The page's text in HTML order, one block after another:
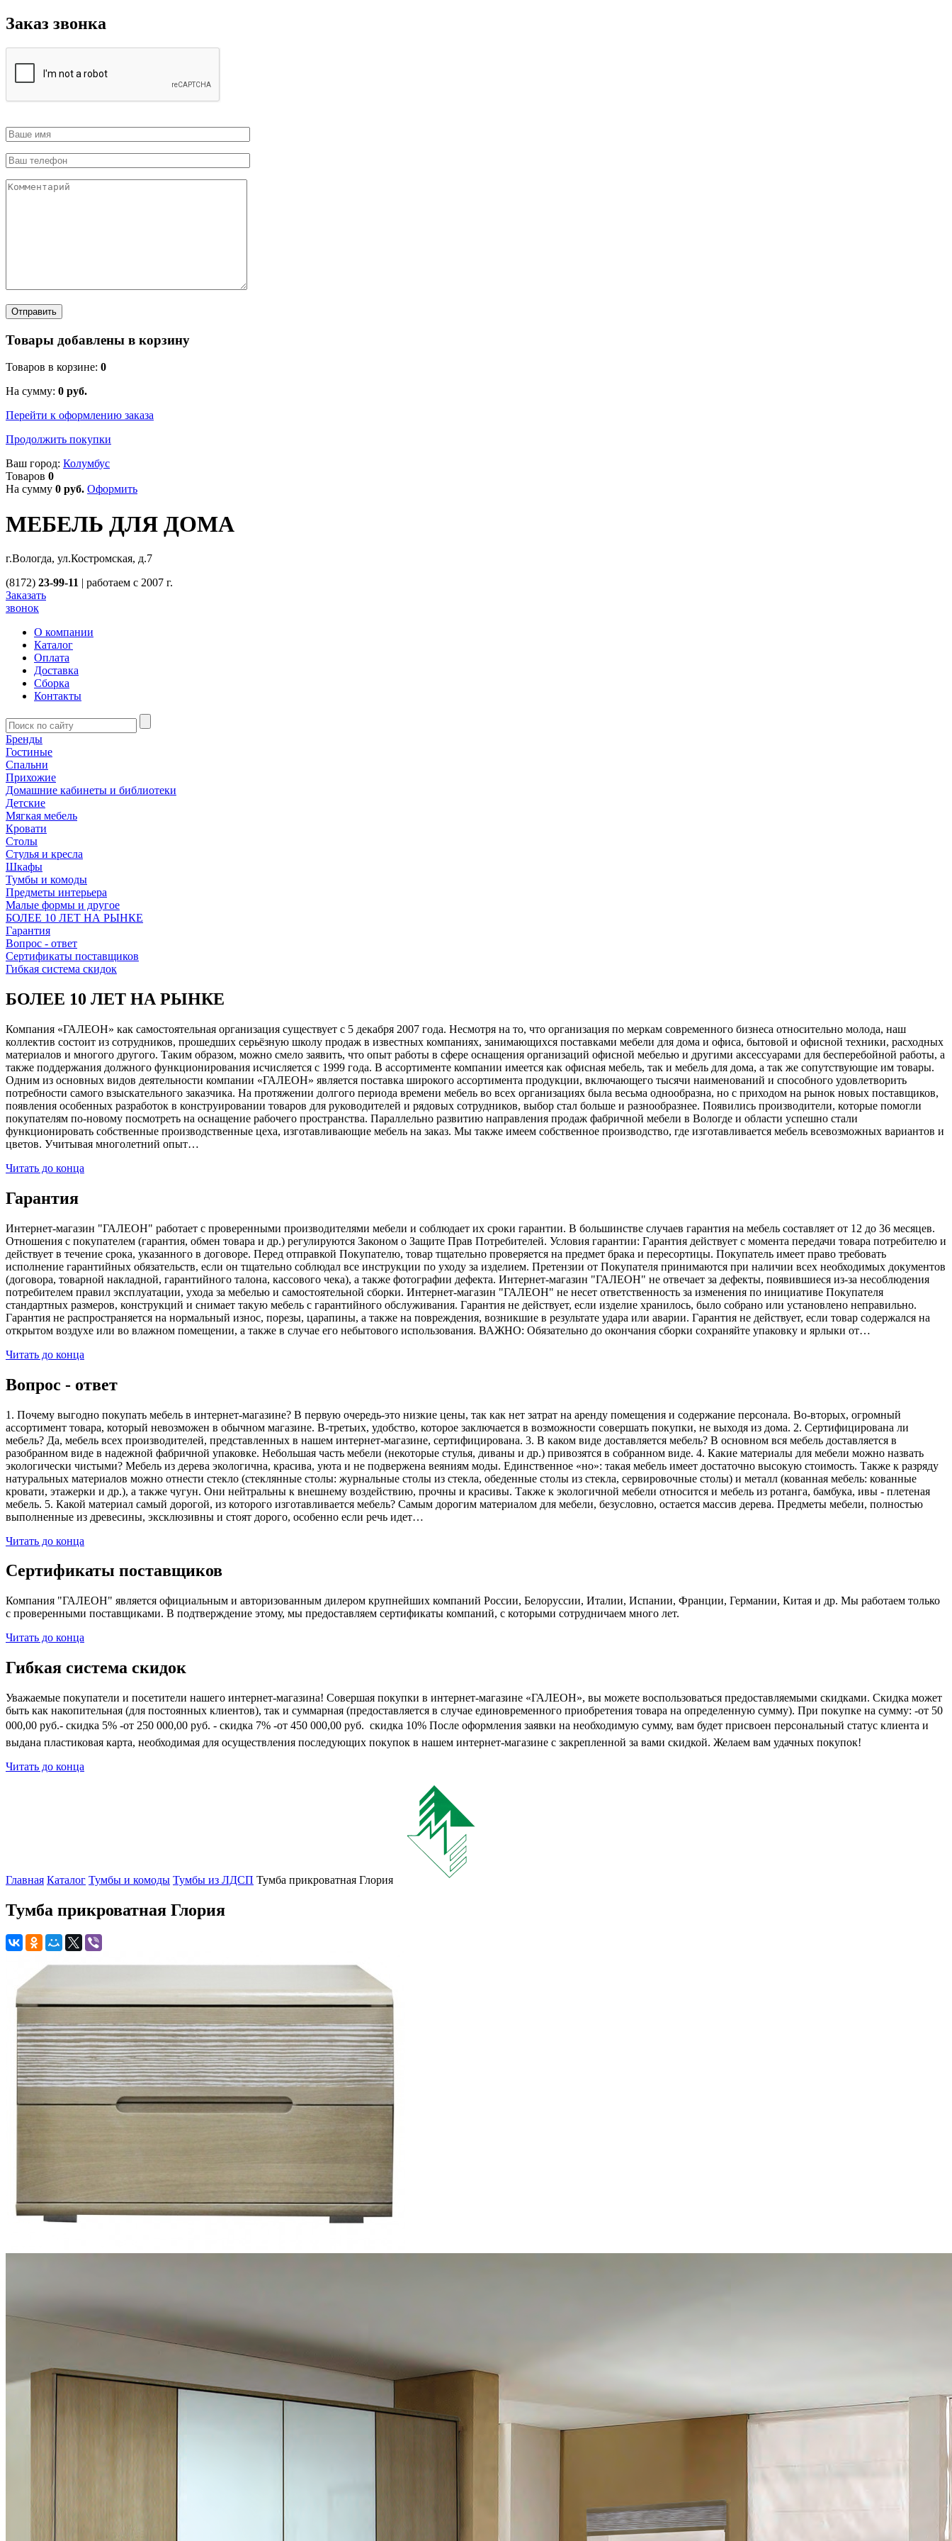
Заказ звонка
Товары добавлены в корзину
Товаров в корзине: 0
На сумму: 0 руб.
Перейти к оформлению заказа
Продолжить покупки
Ваш город: Колумбус
Товаров 0
На сумму 0 руб. Оформить
МЕБЕЛЬ ДЛЯ ДОМА
г.Вологда, ул.Костромская, д.7
(8172) 23-99-11 | работаем с 2007 г.
Заказать
звонок
О компании
Каталог
Оплата
Доставка
Сборка
Контакты
Бренды
Гостиные
Спальни
Прихожие
Домашние кабинеты и библиотеки
Детские
Мягкая мебель
Кровати
Столы
Стулья и кресла
Шкафы
Тумбы и комоды
Предметы интерьера
Малые формы и другое
БОЛЕЕ 10 ЛЕТ НА РЫНКЕ
Гарантия
Вопрос - ответ
Сертификаты поставщиков
Гибкая система скидок
БОЛЕЕ 10 ЛЕТ НА РЫНКЕ
Компания «ГАЛЕОН» как самостоятельная организация существует с 5 декабря 2007 года. Несмотря на то, что организация по меркам современного бизнеса относительно молода, наш
коллектив состоит из сотрудников, прошедших серьёзную школу продаж в известных компаниях, занимающихся поставками мебели для дома и офиса, бытовой и офисной техники, расходных
материалов и многого другого. Таким образом, можно смело заявить, что опыт работы в сфере оснащения организаций офисной мебелью и другими аксессуарами для бесперебойной работы, а
также поддержания должного функционирования исчисляется с 1999 года. В ассортименте компании имеется как офисная мебель, так и мебель для дома, а так же сопутствующие им товары.
Одним из основных видов деятельности компании «ГАЛЕОН» является поставка широкого ассортимента продукции, включающего тысячи наименований и способного удовлетворить
потребности самого взыскательного заказчика. На протяжении долгого периода времени мебель во всех организациях была весьма однообразна, но с приходом на рынок новых поставщиков,
появления особенных разработок в конструировании товаров для руководителей и рядовых сотрудников, выбор стал больше и разнообразнее. Появились производители, которые помогли
покупателям по-новому посмотреть на оснащение рабочего пространства. Параллельно развитию направления продаж фабричной мебели в Вологде и области успешно стали
функционировать собственные производственные цеха, изготавливающие мебель на заказ. Мы также имеем собственное производство, где изготавливается мебель всевозможных вариантов и
цветов. Учитывая многолетний опыт…
Читать до конца
Гарантия
Интернет-магазин "ГАЛЕОН" работает с проверенными производителями мебели и соблюдает их сроки гарантии. В большинстве случаев гарантия на мебель составляет от 12 до 36 месяцев.
Отношения с покупателем (гарантия, обмен товара и др.) регулируются Законом о Защите Прав Потребителей. Условия гарантии: Гарантия действует с момента передачи товара потребителю и
действует в течение срока, указанного в договоре. Перед отправкой Покупателю, товар тщательно проверяется на предмет брака и пересортицы. Покупатель имеет право требовать
исполнение гарантийных обязательств, если он тщательно соблюдал все инструкции по уходу за изделием. Претензии от Покупателя принимаются при наличии всех необходимых документов
(договора, товарной накладной, гарантийного талона, кассового чека), а также фотографии дефекта. Интернет-магазин "ГАЛЕОН" не отвечает за дефекты, появившиеся из-за несоблюдения
потребителем правил эксплуатации, ухода за мебелью и самостоятельной сборки. Интернет-магазин "ГАЛЕОН" не несет ответственность за изменения по инициативе Покупателя
стандартных размеров, конструкций и снимает такую мебель с гарантийного обслуживания. Гарантия не действует, если изделие хранилось, было собрано или установлено неправильно.
Гарантия не распространяется на нормальный износ, порезы, царапины, а также на повреждения, возникшие в результате удара или аварии. Гарантия не действует, если товар содержался на
открытом воздухе или во влажном помещении, а также в случае его небытового использования. ВАЖНО: Обязательно до окончания сборки сохраняйте упаковку и ярлыки от…
Читать до конца
Вопрос - ответ
1. Почему выгодно покупать мебель в интернет-магазине? В первую очередь-это низкие цены, так как нет затрат на аренду помещения и содержание персонала. Во-вторых, огромный
ассортимент товара, который невозможен в обычном магазине. В-третьих, удобство, которое заключается в возможности совершать покупки, не выходя из дома. 2. Сертифицирована ли
мебель? Да, мебель всех производителей, представленных в нашем интернет-магазине, сертифицирована. 3. В каком виде доставляется мебель? В основном вся мебель доставляется в
разобранном виде в надежной фабричной упаковке. Небольшая часть мебели (некоторые стулья, диваны и др.) привозятся в собранном виде. 4. Какие материалы для мебели можно назвать
экологически чистыми? Мебель из дерева экологична, красива, уюта и не подвержена веяниям моды. Единственное «но»: такая мебель имеет достаточно высокую стоимость. Также к разряду
натуральных материалов можно отнести стекло (стеклянные столы: журнальные столы из стекла, обеденные столы из стекла, сервировочные столы) и металл (кованная мебель: кованные
кровати, этажерки и др.), а также чугун. Они нейтральны к внешнему воздействию, прочны и красивы. Также к экологичной мебели относится и мебель из ротанга, бамбука, ивы - плетеная
мебель. 5. Какой материал самый дорогой, из которого изготавливается мебель? Самым дорогим материалом для мебели, безусловно, остается массив дерева. Предметы мебели, полностью
выполненные из древесины, эксклюзивны и стоят дорого, особенно если речь идет…
Читать до конца
Сертификаты поставщиков
Компания "ГАЛЕОН" является официальным и авторизованным дилером крупнейших компаний России, Белоруссии, Италии, Испании, Франции, Германии, Китая и др. Мы работаем только
с проверенными поставщиками. В подтверждение этому, мы предоставляем сертификаты компаний, с которыми сотрудничаем много лет.
Читать до конца
Гибкая система скидок
Уважаемые покупатели и посетители нашего интернет-магазина! Совершая покупки в интернет-магазине «ГАЛЕОН», вы можете воспользоваться предоставляемыми скидками. Скидка может
быть как накопительная (для постоянных клиентов), так и суммарная (предоставляется в случае единовременного приобретения товара на определенную сумму). При покупке на сумму: -от 50
000,00 руб.- скидка 5% -от 250 000,00 руб. - скидка 7% -от 450 000,00 руб.  скидка 10% После оформления заявки на необходимую сумму, вам будет присвоен персональный статус клиента и
выдана пластиковая карта, необходимая для осуществления последующих покупок в нашем интернет-магазине с закрепленной за вами скидкой. Желаем вам удачных покупок!
Читать до конца
Главная Каталог Тумбы и комоды Тумбы из ЛДСП Тумба прикроватная Глория
Тумба прикроватная Глория